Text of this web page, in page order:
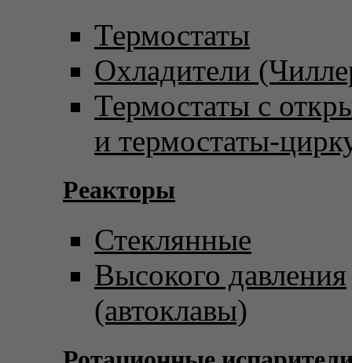
Термостаты
Охладители
Термостаты с
и термостаты-
Реакторы
Стеклянные
Высокого давления
(автоклавы)